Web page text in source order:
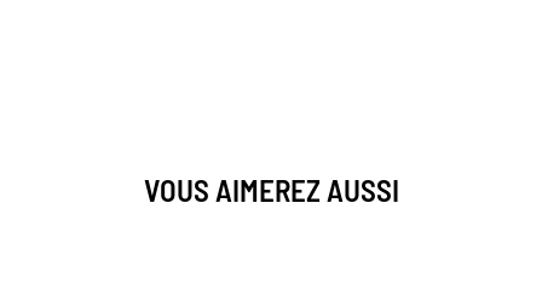
VOUS AIMEREZ AUSSI